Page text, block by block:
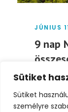
Sütiket
Sütiket
személyre
JÚNIUS
9 nap
9 nap
179.550
17.